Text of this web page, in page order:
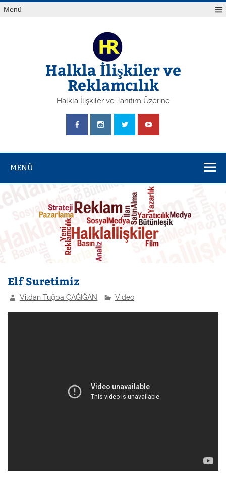
Skip
toMenü
Halkla İlişkiler ve
Reklamcılık
Halkla İlişkiler ve Tanıtım Üzerine
MENÜ
Elf Suretimiz
Vildan Tuğba ÇAĞIĞAN Video
Yazı